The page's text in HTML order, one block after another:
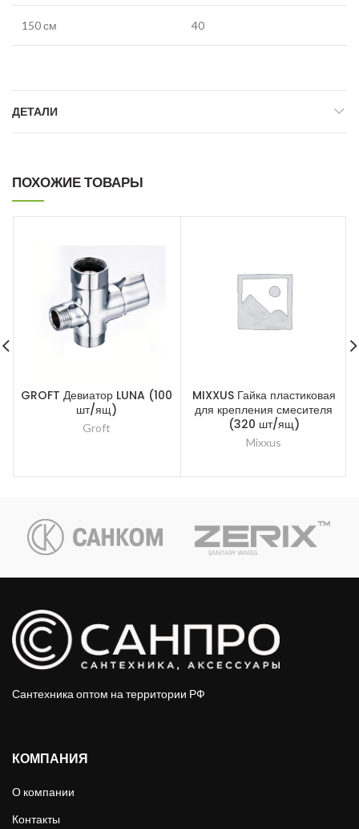
150 см 40
ДЕТАЛИ
ПОХОЖИЕ ТОВАРЫ
GROFT Девиатор LUNA (100
шт/ящ)
Groft
MIXXUS Гайка пластиковая
для крепления смесителя
(320 шт/ящ)
Mixxus
Сантехника оптом на территории РФ
КОМПАНИЯ
О компании
Контакты